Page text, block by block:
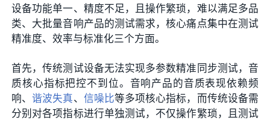
设备功能单一、精度不足，且操作繁琐，难以满足多品
类、大批量音响产品的测试需求，核心痛点集中在测试
精准度、效率与标准化三个方面。
首先，传统测试设备无法实现多参数精准同步测试，音
质核心指标把控不到位。音响产品的音质表现依赖频
响、谐波失真、 信噪比等多项核心指标，而传统设备需
分别对各项指标进行单独测试，不仅操作繁琐，且测试